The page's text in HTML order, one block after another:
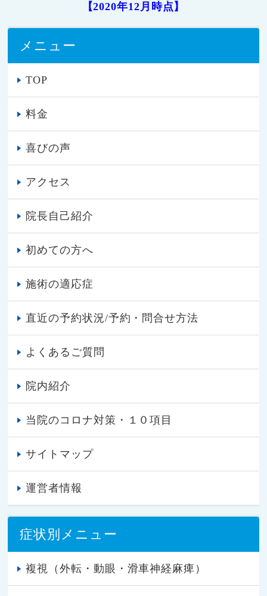
【2020年12月時点】
メニュー
TOP
料金
喜びの声
アクセス
院長自己紹介
初めての方へ
施術の適応症
直近の予約状況/予約・問合せ方法
よくあるご質問
院内紹介
当院のコロナ対策・１０項目
サイトマップ
運営者情報
症状別メニュー
複視（外転・動眼・滑車神経麻痺）